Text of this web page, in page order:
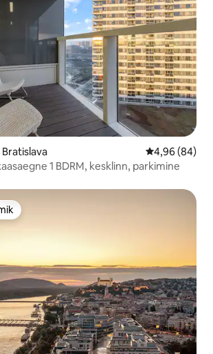
Keskmine
4,96 (84)
1 BDRM, kesklinn, parkimine